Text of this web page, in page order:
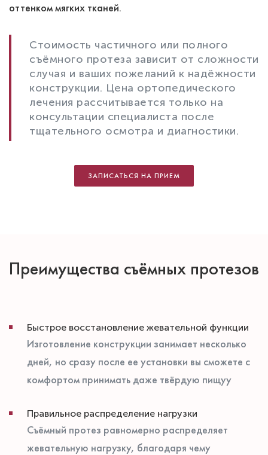
оттенком мягких тканей.
Стоимость частичного или полного
съёмного протеза зависит от сложности
случая и ваших пожеланий к надёжности
конструкции. Цена ортопедического
лечения рассчитывается только на
консультации специалиста после
тщательного осмотра и диагностики.
ЗАПИСАТЬСЯ НА ПРИЕМ
Преимущества съёмных протезов
Быстрое восстановление жевательной функции
Изготовление конструкции занимает несколько
дней, но сразу после ее установки вы сможете с
комфортом принимать даже твёрдую пищуу
Правильное распределение нагрузки
Съёмный протез равномерно распределяет
жевательную нагрузку, благодаря чему